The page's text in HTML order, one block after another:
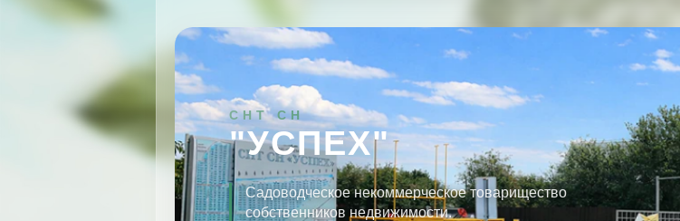
СНТ СН
"УСПЕХ"
Садоводческое некоммерческое товарищество
собственников недвижимости.